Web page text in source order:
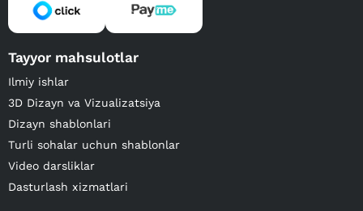
Tayyor mahsulotlar
Ilmiy ishlar
3D Dizayn va Vizualizatsiya
Dizayn shablonlari
Turli sohalar uchun shablonlar
Video darsliklar
Dasturlash xizmatlari